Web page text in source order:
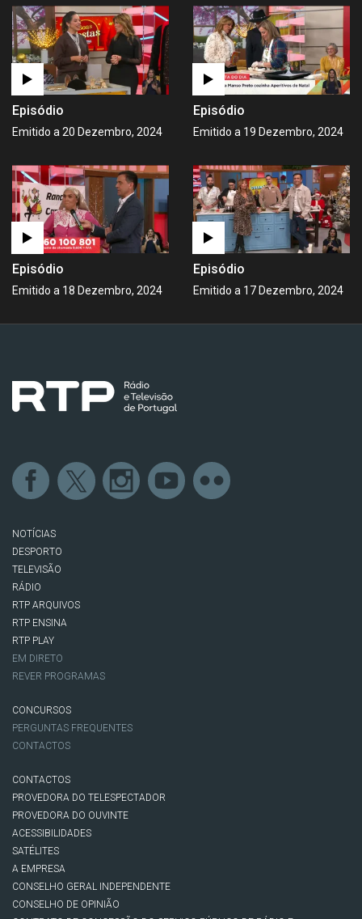
Episódio
Emitido a 20 Dezembro, 2024
Episódio
Emitido a 19 Dezembro, 2024
Episódio
Emitido a 18 Dezembro, 2024
Episódio
Emitido a 17 Dezembro, 2024
NOTÍCIAS
DESPORTO
TELEVISÃO
RÁDIO
RTP ARQUIVOS
RTP ENSINA
RTP PLAY
EM DIRETO
REVER PROGRAMAS
CONCURSOS
PERGUNTAS FREQUENTES
CONTACTOS
CONTACTOS
PROVEDORA DO TELESPECTADOR
PROVEDORA DO OUVINTE
ACESSIBILIDADES
SATÉLITES
A EMPRESA
CONSELHO GERAL INDEPENDENTE
CONSELHO DE OPINIÃO